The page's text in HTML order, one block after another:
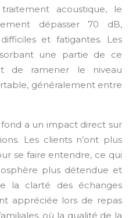
acoustique, le
dépasser 70 dB,
et fatigantes. Les
une partie de ce
de ramener le niveau
généralement entre
a un impact direct sur
Les clients n’ont plus
se faire entendre, ce qui
plus détendue et
la clarté des échanges
appréciée lors de repas
où la qualité de la